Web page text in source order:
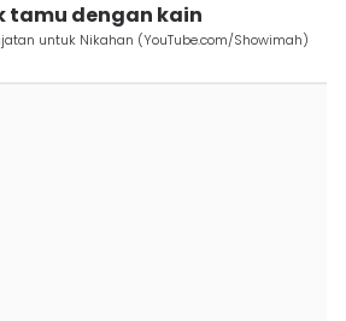
tamu dengan kain
untuk Nikahan (YouTube.com/Showimah)